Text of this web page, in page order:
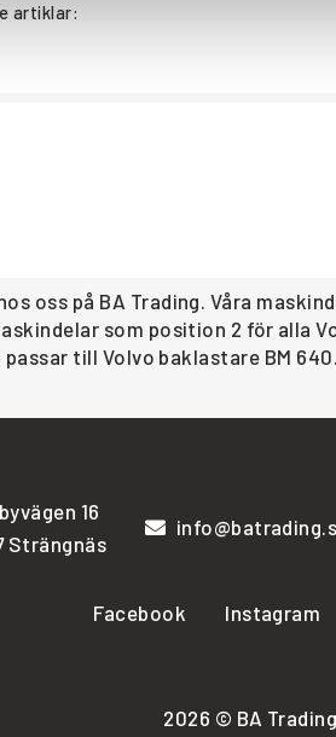
artiklar:
oss på BA Trading. Våra
som position 2 för alla
till Volvo baklastare BM 640.
16
Strängnäs
Facebook Instagram
2026 © BA